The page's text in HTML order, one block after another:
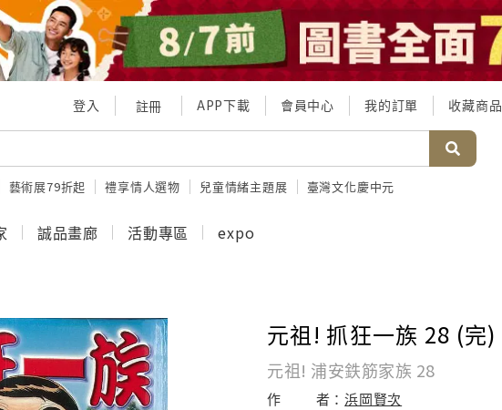
登入 註冊 APP下載 會員中心 我的訂單 收藏商品
藝術展79折起 禮享情人選物 兒童情緒主題展 臺灣文化慶中元
誠品畫廊 活動專區 expo
元祖! 抓狂一族 28 (完)
元祖! 浦安鉄筋家族 28
作 者：浜岡賢次